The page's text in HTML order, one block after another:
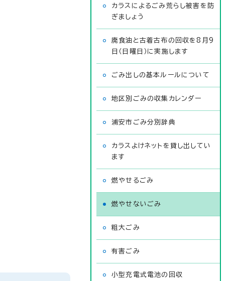
カラスによるごみ荒らし被害を防
ぎましょう
廃食油と古着古布の回収を8月9
日（日曜日）に実施します
ごみ出しの基本ルールについて
地区別ごみの収集カレンダー
浦安市ごみ分別辞典
カラスよけネットを貸し出してい
ます
燃やせるごみ
燃やせないごみ
粗大ごみ
有害ごみ
小型充電式電池の回収